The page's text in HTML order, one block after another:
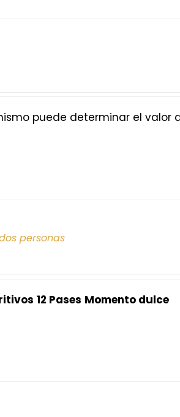
puede determinar el valor
personas
12 Pases Momento dulce